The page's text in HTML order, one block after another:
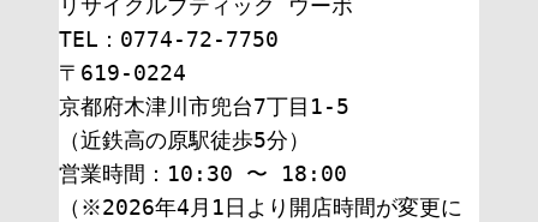
リサイクルブティック ウーボ
TEL：0774-72-7750
〒619-0224
京都府木津川市兜台7丁目1-5
（近鉄高の原駅徒歩5分）
営業時間：10:30 〜 18:00
（※2026年4月1日より開店時間が変更に